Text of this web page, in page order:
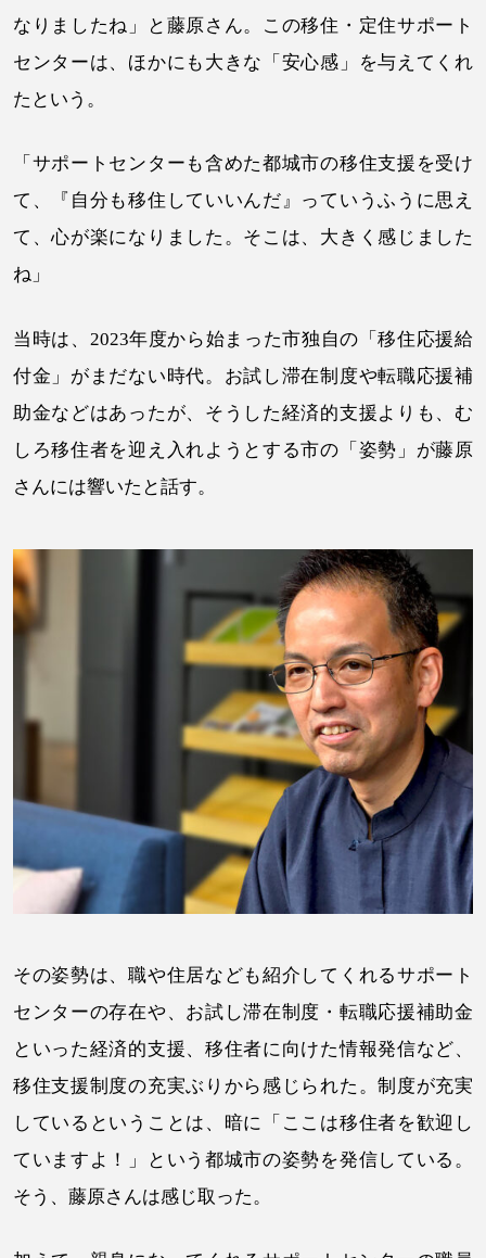
なりましたね」と藤原さん。この移住・定住サポート
センターは、ほかにも大きな「安心感」を与えてくれ
たという。
「サポートセンターも含めた都城市の移住支援を受け
て、『自分も移住していいんだ』っていうふうに思え
て、心が楽になりました。そこは、大きく感じました
ね」
当時は、2023年度から始まった市独自の「移住応援給
付金」がまだない時代。お試し滞在制度や転職応援補
助金などはあったが、そうした経済的支援よりも、む
しろ移住者を迎え入れようとする市の「姿勢」が藤原
さんには響いたと話す。
その姿勢は、職や住居なども紹介してくれるサポート
センターの存在や、お試し滞在制度・転職応援補助金
といった経済的支援、移住者に向けた情報発信など、
移住支援制度の充実ぶりから感じられた。制度が充実
しているということは、暗に「ここは移住者を歓迎し
ていますよ！」という都城市の姿勢を発信している。
そう、藤原さんは感じ取った。